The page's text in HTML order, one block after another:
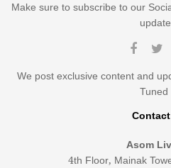
Make sure to subscribe to our
We post exclusive content and
Tuned
Asom
4th Floor, Mainak